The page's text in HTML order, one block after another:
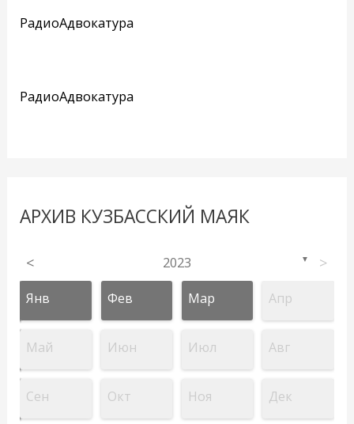
РадиоАдвокатура
РадиоАдвокатура
АРХИВ КУЗБАССКИЙ МАЯК
< 2023 ▼ >
Янв Фев Мар Апр
Май Июн Июл Авг
Сен Окт Ноя Дек